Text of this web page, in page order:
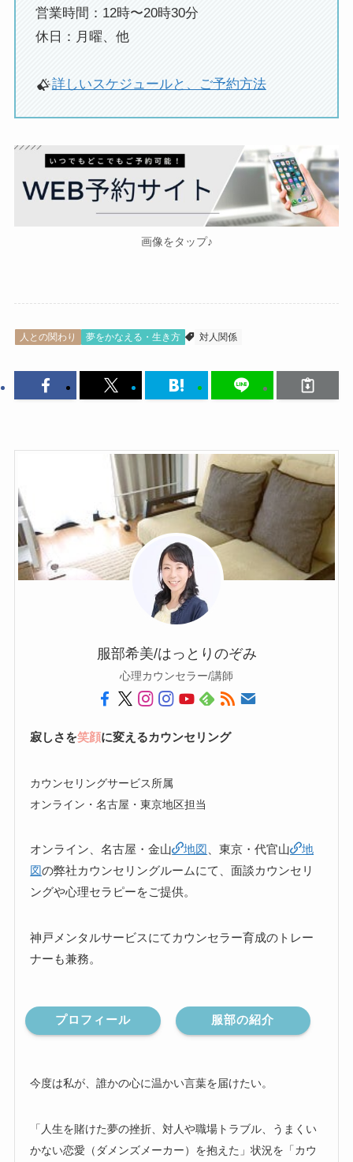
営業時間：12時〜20時30分
休日：月曜、他
詳しいスケジュールと、ご予約方法
画像をタップ♪
人との関わり 夢をかなえる・生き方 対人関係
服部希美/はっとりのぞみ
心理カウンセラー/講師
寂しさを笑顔に変えるカウンセリング
カウンセリングサービス所属
オンライン・名古屋・東京地区担当
オンライン、名古屋・金山 地図 、東京・代官山
地
図の弊社カウンセリングルームにて、面談カウンセリ
ングや心理セラピーをご提供。
神戸メンタルサービスにてカウンセラー育成のトレー
ナーも兼務。
プロフィール 服部の紹介
今度は私が、誰かの心に温かい言葉を届けたい。
「人生を賭けた夢の挫折、対人や職場トラブル、うまくい
かない恋愛（ダメンズメーカー）を抱えた」状況を「カウ